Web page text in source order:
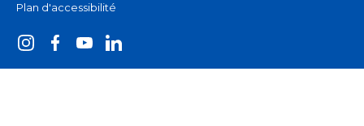
Plan d'accessibilité